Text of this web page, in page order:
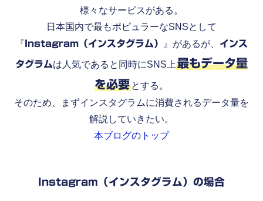
様々なサービスがある。
日本国内で最もポピュラーなSNSとして
『 Instagram（インスタグラム） 』があるが、 インス
タグラムは人気であると同時にSNS上 最もデータ量
を必要 とする。
そのため、まずインスタグラムに消費されるデータ量を
解説していきたい。
本ブログのトップ
Instagram（インスタグラム）の場合